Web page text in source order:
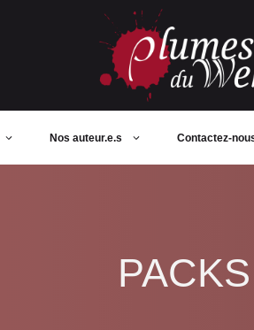
Nos auteur.e.s Contactez-
PACKS